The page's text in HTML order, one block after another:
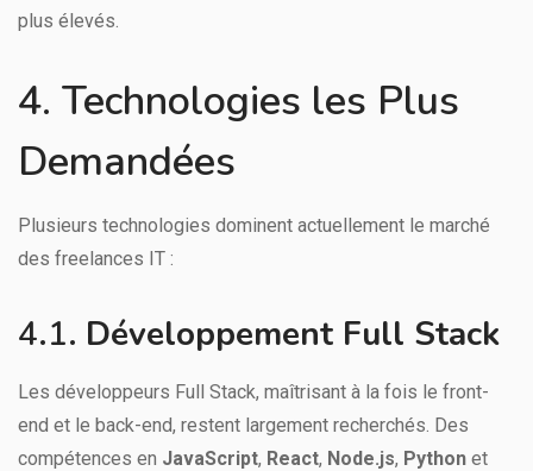
plus élevés.
4. Technologies les Plus
Demandées
Plusieurs technologies dominent actuellement le marché
des freelances IT :
4.1. Développement Full Stack
Les développeurs Full Stack, maîtrisant à la fois le front-
end et le back-end, restent largement recherchés. Des
compétences en JavaScript, React, Node.js, Python et